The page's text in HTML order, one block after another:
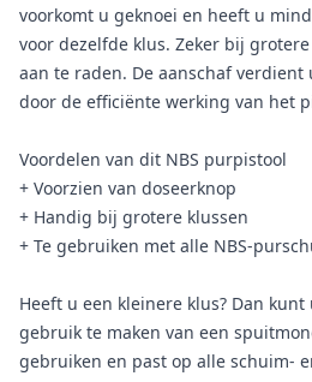
voorkomt u geknoei en heeft u
voor dezelfde klus. Zeker bij
aan te raden. De aanschaf
door de efficiënte werking van het
Voordelen van dit NBS purpistool
+ Voorzien van doseerknop
+ Handig bij grotere klussen
+ Te gebruiken met alle NBS-
Heeft u een kleinere klus? Dan kunt
gebruik te maken van een
gebruiken en past op alle schuim-